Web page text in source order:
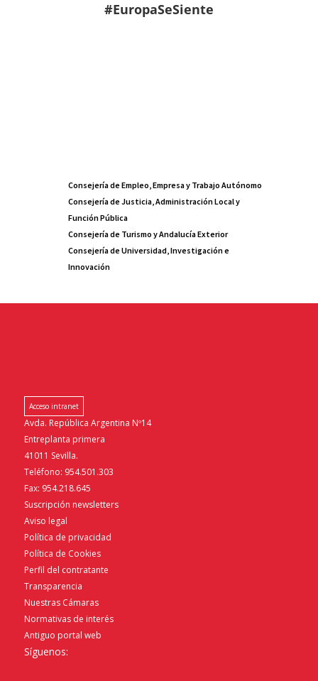
#EuropaSeSiente
Consejería de Empleo, Empresa y Trabajo Autónomo
Consejería de Justicia, Administración Local y
Función Pública
Consejería de Turismo y Andalucía Exterior
Consejería de Universidad, Investigación e
Innovación
Acceso intranet
Avda. República Argentina Nº14
Entreplanta primera
41011 Sevilla.
Teléfono: 954.501.303
Fax: 954.218.645
Suscripción newsletters
Aviso legal
Política de privacidad
Política de Cookies
Perfil del contratante
Transparencia
Nuestras Cámaras
Normativas de interés
Antiguo portal web
Síguenos: